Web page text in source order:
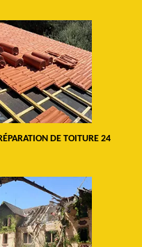
DE TOITURE 24